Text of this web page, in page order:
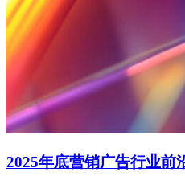
2025年底营销广告行业前